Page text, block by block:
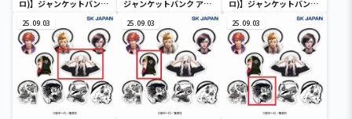
ロ)】ジャンケットバンク
ジャンケットバンク アク
ロ)】ジャンケットバンク
25.09.03 25.09.03 25.09.03